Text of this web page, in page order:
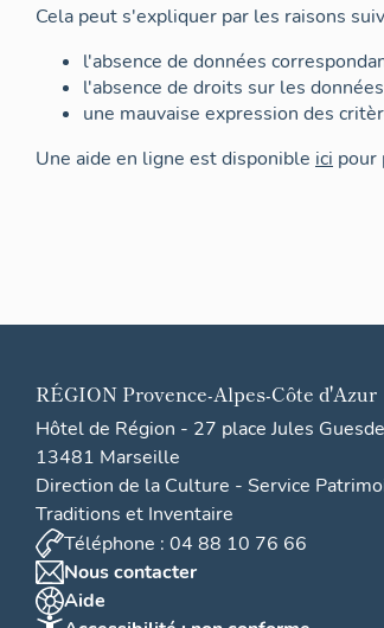
Cela peut s'expliquer par les raisons
l'absence de données
l'absence de droits sur les
une mauvaise expression des
Une aide en ligne est disponible ici pour
RÉGION Provence-Alpes-Côte d'Azur
Hôtel de Région - 27 place Jules
13481 Marseille
Direction de la Culture - Service
Traditions et Inventaire
Téléphone : 04 88 10 76 66
Nous contacter
Aide